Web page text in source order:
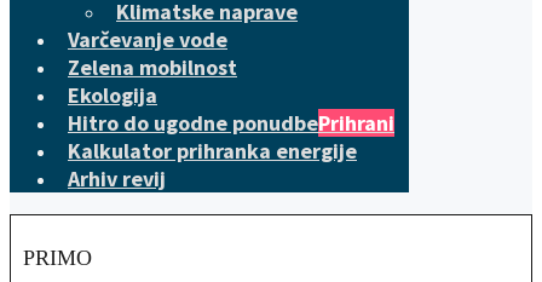
Klimatske naprave
Varčevanje vode
Zelena mobilnost
Ekologija
Hitro do ugodne ponudbePrihrani
Kalkulator prihranka energije
Arhiv revij
PRIMO